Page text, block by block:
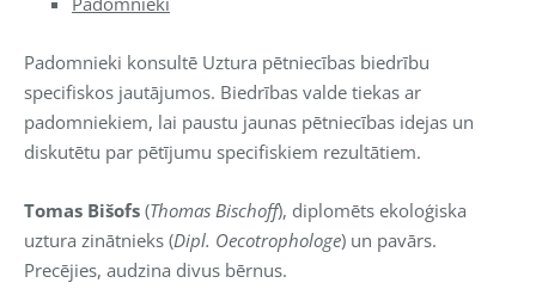
Padomnieki konsultē Uztura pētniecības biedrību
specifiskos jautājumos. Biedrības valde tiekas ar
padomniekiem, lai paustu jaunas pētniecības idejas un
diskutētu par pētījumu specifiskiem rezultātiem.
Tomas Bišofs (Thomas Bischoff), diplomēts ekoloģiska
uztura zinātnieks (Dipl. Oecotrophologe) un pavārs.
Precējies, audzina divus bērnus.